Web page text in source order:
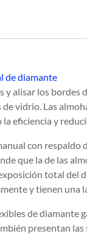
de diamante
alisar los bordes
vidrio. Las
eficiencia y
con respaldo
que la de las
total del
y tienen una
de diamante
presentan